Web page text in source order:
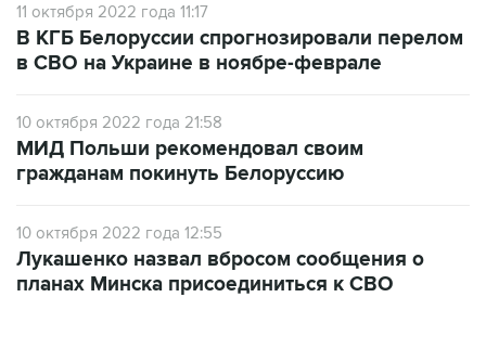
11 октября 2022 года 11:17
В КГБ Белоруссии спрогнозировали перелом
в СВО на Украине в ноябре-феврале
10 октября 2022 года 21:58
МИД Польши рекомендовал своим
гражданам покинуть Белоруссию
10 октября 2022 года 12:55
Лукашенко назвал вбросом сообщения о
планах Минска присоединиться к СВО